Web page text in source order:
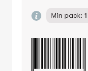
Min pack: 1